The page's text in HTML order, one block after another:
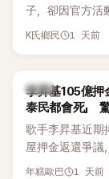
子，卻因官方活
球桿到YG娛樂
K氏鄉民 1 天前
韓星
李昇基105億押
泰民都會死」
歌手李昇基近期
屋押金返還爭
代表車佳媛(차
年糕歐巴 1 天前